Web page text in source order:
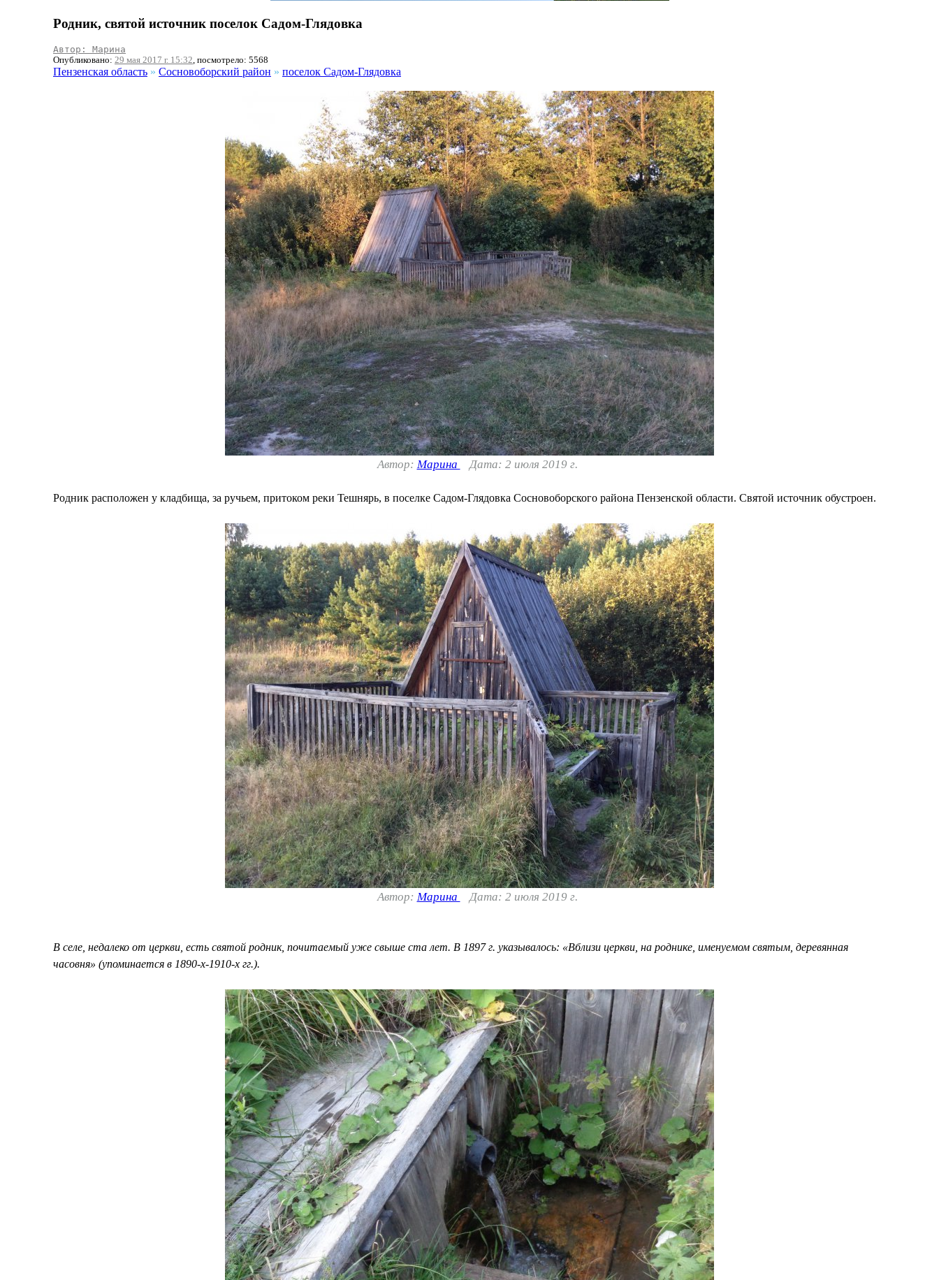
Родник, святой источник поселок Садом-Глядовка
Автор: Марина
Опубликовано: 29 мая 2017 г. 15:32, посмотрело: 5568
Пензенская область » Сосновоборский район » поселок Садом-Глядовка
Автор: Марина Дата: 2 июля 2019 г.
Родник расположен у кладбища, за ручьем, притоком реки Тешнярь, в поселке Садом-Глядовка Сосновоборского района Пензенской области. Святой источник обустроен.
Автор: Марина Дата: 2 июля 2019 г.
В селе, недалеко от церкви, есть святой родник, почитаемый уже свыше ста лет. В 1897 г. указывалось: «Вблизи церкви, на роднике, именуемом святым, деревянная
часовня» (упоминается в 1890-х-1910-х гг.).